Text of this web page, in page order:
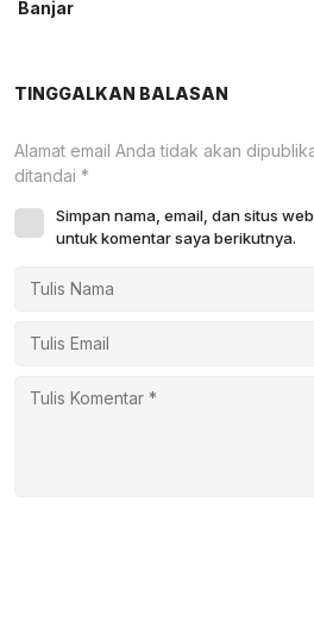
Banjar
TINGGALKAN BALASAN
Alamat email Anda tidak akan
ditandai *
Simpan nama, email, dan situs
untuk komentar saya berikutnya.